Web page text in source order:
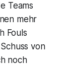
Teams
mehr
Fouls
von
noch